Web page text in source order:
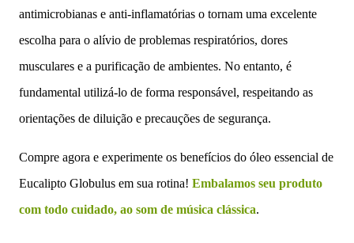
antimicrobianas e anti-inflamatórias o tornam uma excelente
escolha para o alívio de problemas respiratórios, dores
musculares e a purificação de ambientes. No entanto, é
fundamental utilizá-lo de forma responsável, respeitando as
orientações de diluição e precauções de segurança.
Compre agora e experimente os benefícios do óleo essencial de
Eucalipto Globulus em sua rotina! Embalamos seu produto
com todo cuidado, ao som de música clássica.